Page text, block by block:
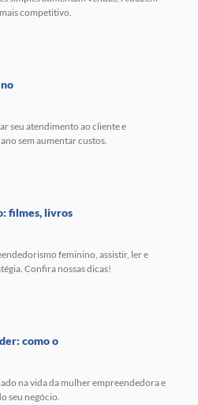
competitivo.
seu atendimento ao cliente e
sem aumentar custos.
filmes, livros
feminino, assistir, ler e
Confira nossas dicas!
como o
na vida da mulher empreendedora e
seu negócio.